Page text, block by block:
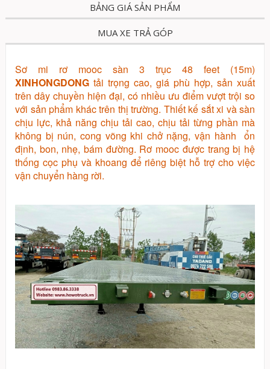
BẢNG GIÁ SẢN PHẨM
MUA XE TRẢ GÓP
Sơ mi rơ mooc sàn 3 trục 48 feet (15m)
XINHONGDONG tải trọng cao, giá phù hợp, sản xuất
trên dây chuyền hiện đại, có nhiều ưu điểm vượt trội so
với sản phẩm khác trên thị trường. Thiết kế sắt xi và sàn
chịu lực, khả năng chịu tải cao, chịu tải từng phần mà
không bị nún, cong võng khi chở nặng, vận hành ổn
định, bon, nhẹ, bám đường. Rơ mooc được trang bị hệ
thống cọc phụ và khoang để riêng biệt hỗ trợ cho việc
vận chuyển hàng rời.